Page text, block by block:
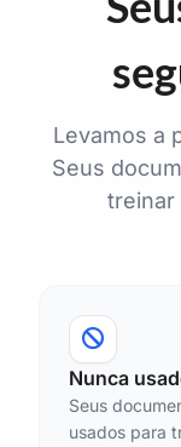
Levamos a
Seus
treinar
Nunca
Seus
usados para